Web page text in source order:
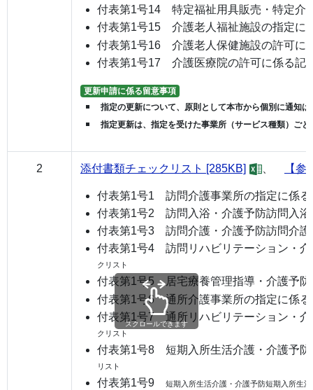
付表第1号14 特定福祉用具販売・特定介
付表第1号15 介護老人福祉施設の指定に
付表第1号16 介護老人保健施設の許可に
付表第1号17 介護医療院の許可に係る記
更新申請に係る留意事項
指定の更新について、原則として本市から個別に通知
指定更新は、指定を受けた事業所（サービス種類）ご
2 添付書類チェックリスト [285KB] 、 【
付表第1号1 訪問介護事業所の指定に係
付表第1号2 訪問入浴・介護予防訪問入
付表第1号3 訪問介護・介護予防訪問介護
付表第1号4 訪問リハビリテーション・介
クリスト
付表第1号5 居宅療養管理指導・介護予
付表第1号6 通所介護事業所の指定に係る
付表第1号7 通所リハビリテーション・介
クリスト
付表第1号8 短期入所生活介護・介護予防
リスト
付表第1号9
短期入所生活介護・介護予防短期入所生
スクロールできます